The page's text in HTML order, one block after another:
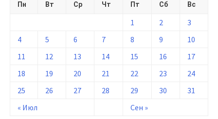
Пн Вт Ср Чт Пт Сб Вс
« Июл Сен »
1 2
3
4
5 6 7 8 9
10
11
12 13 14 15 16
17
18
19 20 21 22 23
24
25
26 27 28 29 30 31